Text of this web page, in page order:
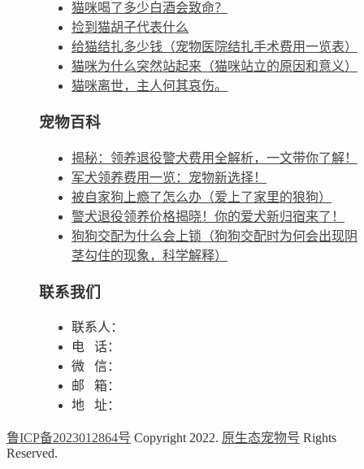
猫咪喝了多少白酒会致命？
捡到猫胡子代表什么
给猫结扎多少钱（宠物医院结扎手术费用一览表）
猫咪为什么突然站起来（猫咪站立的原因和意义）
猫咪离世，主人何其哀伤。
宠物百科
揭秘：领养退役警犬费用全解析，一文带你了解！
军犬领养费用一览：宠物新选择！
被自家狗上瘾了怎么办（爱上了家里的狼狗）
警犬退役领养价格揭晓！你的爱犬新归宿来了！
狗狗交配为什么会上锁（狗狗交配时为何会出现阴
茎勾住的现象，科学解释）
联系我们
联系人：
电 话：
微 信：
邮 箱：
地 址：
鲁ICP备2023012864号 Copyright 2022. 原生态宠物号 Rights
Reserved.